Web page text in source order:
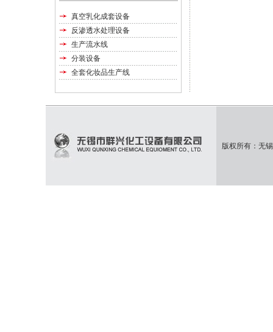
真空乳化成套设备
反渗透水处理设备
生产流水线
分装设备
全套化妆品生产线
版权所有：无